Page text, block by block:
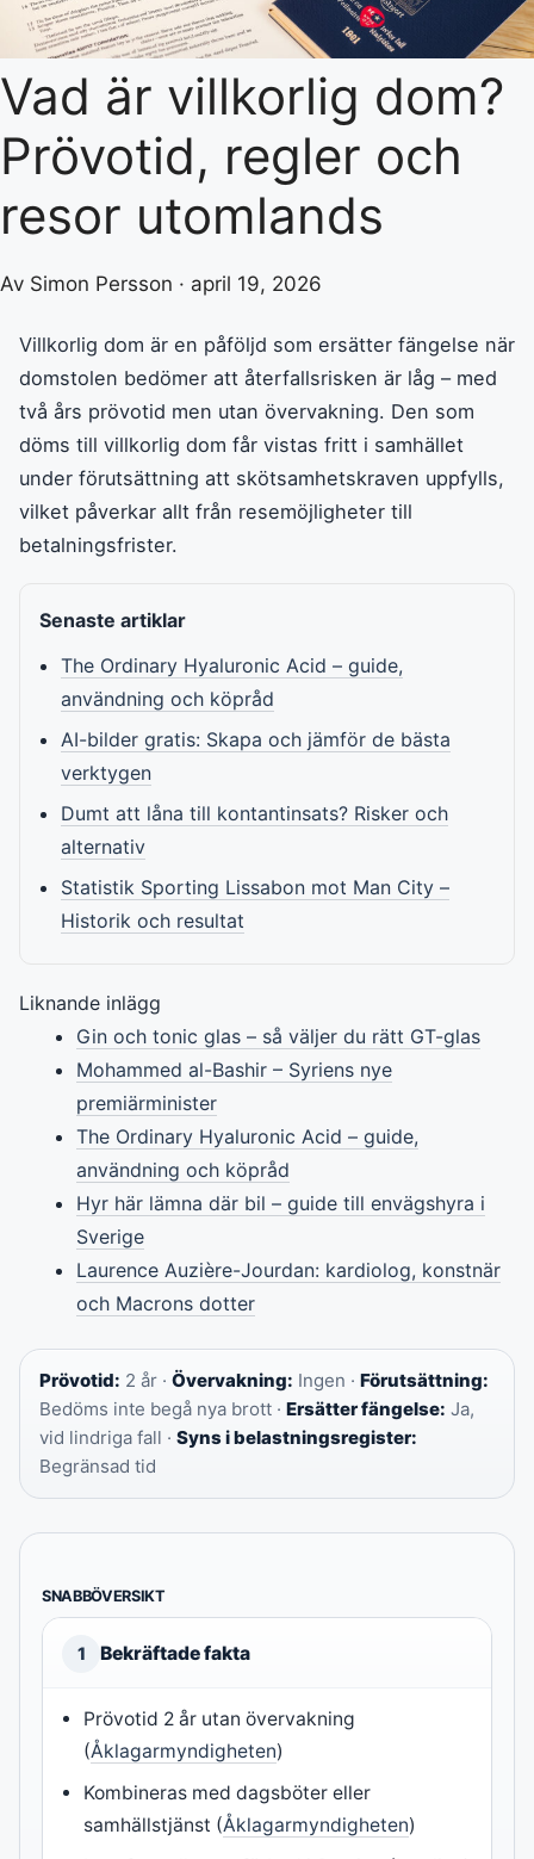
Vad är villkorlig dom?
Prövotid, regler och
resor utomlands
Av Simon Persson · april 19, 2026
Villkorlig dom är en påföljd som ersätter fängelse när
domstolen bedömer att återfallsrisken är låg – med
två års prövotid men utan övervakning. Den som
döms till villkorlig dom får vistas fritt i samhället
under förutsättning att skötsamhetskraven uppfylls,
vilket påverkar allt från resemöjligheter till
betalningsfrister.
Senaste artiklar
The Ordinary Hyaluronic Acid – guide,
användning och köpråd
AI-bilder gratis: Skapa och jämför de bästa
verktygen
Dumt att låna till kontantinsats? Risker och
alternativ
Statistik Sporting Lissabon mot Man City –
Historik och resultat
Liknande inlägg
Gin och tonic glas – så väljer du rätt GT-glas
Mohammed al-Bashir – Syriens nye
premiärminister
The Ordinary Hyaluronic Acid – guide,
användning och köpråd
Hyr här lämna där bil – guide till envägshyra i
Sverige
Laurence Auzière-Jourdan: kardiolog, konstnär
och Macrons dotter
Prövotid: 2 år · Övervakning: Ingen · Förutsättning:
Bedöms inte begå nya brott · Ersätter fängelse: Ja,
vid lindriga fall · Syns i belastningsregister:
Begränsad tid
SNABBÖVERSIKT
1 Bekräftade fakta
Prövotid 2 år utan övervakning
(Åklagarmyndigheten)
Kombineras med dagsböter eller
samhällstjänst (Åklagarmyndigheten)